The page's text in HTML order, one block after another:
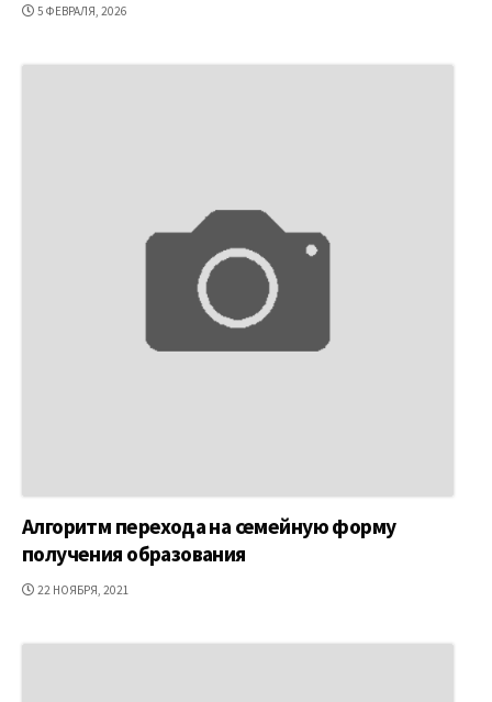
ДАТА
5 ФЕВРАЛЯ, 2026
Алгоритм перехода на семейную форму
получения образования
ДАТА
22 НОЯБРЯ, 2021